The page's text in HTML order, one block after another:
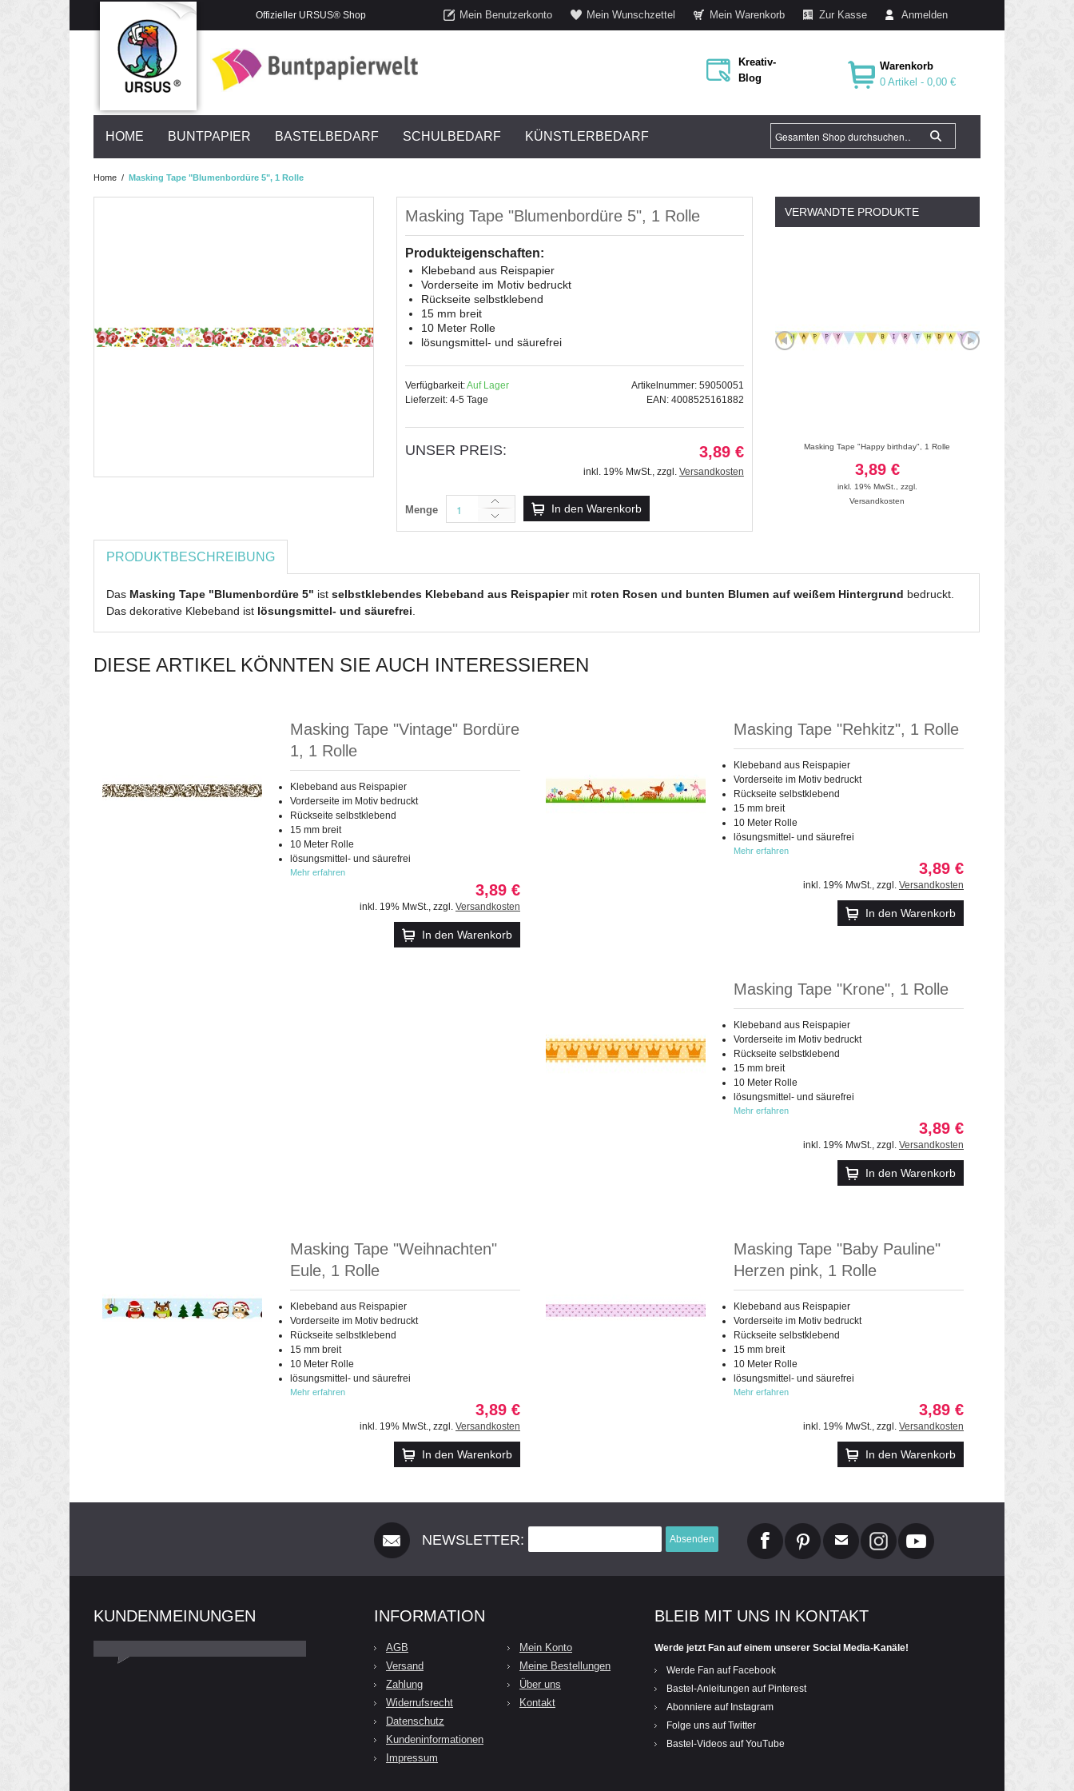
Offizieller URSUS® Shop Mein Benutzerkonto Mein Wunschzettel Mein Warenkorb Zur Kasse Anmelden
Kreativ-
Blog
Warenkorb
0 Artikel -0,00 €
HOME BUNTPAPIER BASTELBEDARF SCHULBEDARF KÜNSTLERBEDARF
Home / Masking Tape "Blumenbordüre 5", 1 Rolle
Masking Tape "Blumenbordüre 5", 1 Rolle
Produkteigenschaften:
Klebeband aus Reispapier
Vorderseite im Motiv bedruckt
Rückseite selbstklebend
15 mm breit
10 Meter Rolle
lösungsmittel- und säurefrei
Verfügbarkeit:Auf Lager
Lieferzeit: 4-5 Tage
Artikelnummer: 59050051
EAN: 4008525161882
UNSER PREIS: 3,89 €
inkl. 19% MwSt., zzgl. Versandkosten
Menge In den Warenkorb
VERWANDTE PRODUKTE
Masking Tape "Vintage" Spitze grau, 1 Rolle
3,89 €
Masking Tape "Happy birthday", 1 Rolle
3,89 €
inkl. 19% MwSt.
zzgl.
Versandkosten
PRODUKTBESCHREIBUNG
Das Masking Tape "Blumenbordüre 5" ist selbstklebendes Klebeband aus Reispapiermit roten Rosen und bunten Blumen auf weißem Hintergrund bedruckt.
Das dekorative Klebeband ist lösungsmittel- und säurefrei
DIESE ARTIKEL KÖNNTEN SIE AUCH INTERESSIEREN
Masking Tape "Vintage" Bordüre
1, 1 Rolle
Klebeband aus Reispapier
Vorderseite im Motiv bedruckt
Rückseite selbstklebend
15 mm breit
10 Meter Rolle
lösungsmittel- und säurefrei
Mehr erfahren
3,89 €
inkl. 19% MwSt., zzgl. Versandkosten
In den Warenkorb
Masking Tape "Rehkitz", 1 Rolle
Klebeband aus Reispapier
Vorderseite im Motiv bedruckt
Rückseite selbstklebend
15 mm breit
10 Meter Rolle
lösungsmittel- und säurefrei
Mehr erfahren
3,89 €
inkl. 19% MwSt., zzgl. Versandkosten
In den Warenkorb
Masking Tape "Krone", 1 Rolle
Klebeband aus Reispapier
Vorderseite im Motiv bedruckt
Rückseite selbstklebend
15 mm breit
10 Meter Rolle
lösungsmittel- und säurefrei
Mehr erfahren
3,89 €
inkl. 19% MwSt., zzgl. Versandkosten
In den Warenkorb
Masking Tape "Weihnachten"
Eule, 1 Rolle
Klebeband aus Reispapier
Vorderseite im Motiv bedruckt
Rückseite selbstklebend
15 mm breit
10 Meter Rolle
lösungsmittel- und säurefrei
Mehr erfahren
3,89 €
inkl. 19% MwSt., zzgl. Versandkosten
In den Warenkorb
Masking Tape "Baby Pauline"
Herzen pink, 1 Rolle
Klebeband aus Reispapier
Vorderseite im Motiv bedruckt
Rückseite selbstklebend
15 mm breit
10 Meter Rolle
lösungsmittel- und säurefrei
Mehr erfahren
3,89 €
inkl. 19% MwSt., zzgl. Versandkosten
In den Warenkorb
NEWSLETTER: Absenden
KUNDENMEINUNGEN INFORMATION
AGB
Versand
Zahlung
Widerrufsrecht
Datenschutz
Kundeninformationen
Impressum
Mein Konto
Meine Bestellungen
Über uns
Kontakt
BLEIB MIT UNS IN KONTAKT
Werde jetzt Fan auf einem unserer Social Media-Kanäle!
Werde Fan auf Facebook
Bastel-Anleitungen auf Pinterest
Abonniere auf Instagram
Folge uns auf Twitter
Bastel-Videos auf YouTube